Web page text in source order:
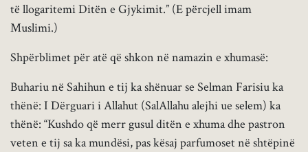
të llogaritemi Ditën e Gjykimit.” (E përcjell imam
Muslimi.)
Shpërblimet për atë që shkon në namazin e xhumasë:
Buhariu në Sahihun e tij ka shënuar se Selman Farisiu ka
thënë: I Dërguari i Allahut (SalAllahu alejhi ue selem) ka
thënë: “Kushdo që merr gusul ditën e xhuma dhe pastron
veten e tij sa ka mundësi, pas kësaj parfumoset në shtëpinë